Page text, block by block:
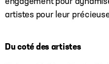
artistes pour leur
Du coté des artistes